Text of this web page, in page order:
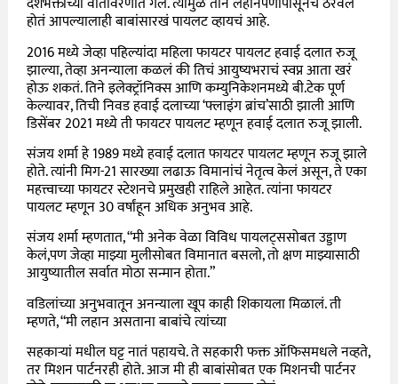
होतं आपल्यालाही बाबांसारखं पायलट व्हायचं आहे.
2016 मध्ये जेव्हा पहिल्यांदा महिला फायटर पायलट हवाई दलात रुजू
झाल्या, तेव्हा अनन्याला कळलं की तिचं आयुष्यभराचं स्वप्न आता खरं
होऊ शकतं. तिने इलेक्ट्रॉनिक्स आणि कम्युनिकेशनमध्ये बी.टेक पूर्ण
केल्यावर, तिची निवड हवाई दलाच्या ‘फ्लाइंग ब्रांच’साठी झाली आणि
डिसेंबर 2021 मध्ये ती फायटर पायलट म्हणून हवाई दलात रुजू झाली.
संजय शर्मा हे 1989 मध्ये हवाई दलात फायटर पायलट म्हणून रुजू झाले
होते. त्यांनी मिग-21 सारख्या लढाऊ विमानांचं नेतृत्व केलं असून, ते एका
महत्त्वाच्या फायटर स्टेशनचे प्रमुखही राहिले आहेत. त्यांना फायटर
पायलट म्हणून 30 वर्षांहून अधिक अनुभव आहे.
संजय शर्मा म्हणतात, “मी अनेक वेळा विविध पायलट्ससोबत उड्डाण
केलं,पण जेव्हा माझ्या मुलीसोबत विमानात बसलो, तो क्षण माझ्यासाठी
आयुष्यातील सर्वात मोठा सन्मान होता.”
वडिलांच्या अनुभवातून अनन्याला खूप काही शिकायला मिळालं. ती
म्हणते, “मी लहान असताना बाबांचे त्यांच्या
सहकाऱ्यां मधील घट्ट नातं पहायचे. ते सहकारी फक्त ऑफिसमधले नव्हते,
तर मिशन पार्टनरही होते. आज मी ही बाबांसोबत एक मिशनची पार्टनर